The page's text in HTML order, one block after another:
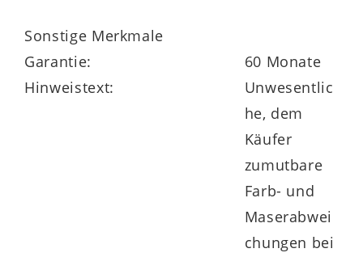
Sonstige Merkmale
Garantie:
60 Monate
Hinweistext:
Unwesentlic
he, dem
Käufer
zumutbare
Farb- und
Maserabwei
chungen bei